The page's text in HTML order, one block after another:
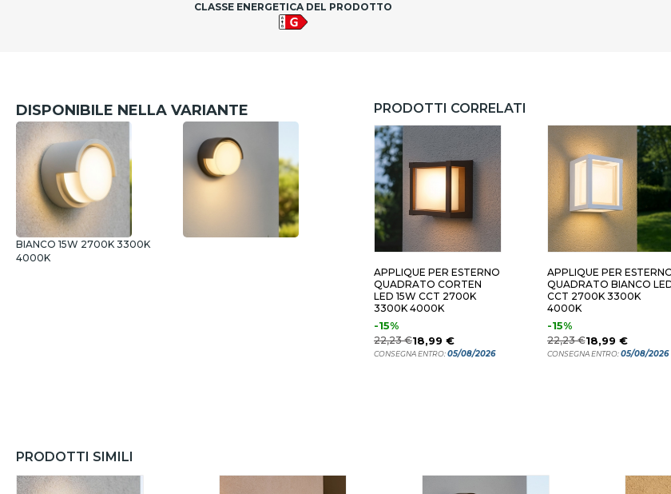
CLASSE ENERGETICA DEL PRODOTTO
DISPONIBILE NELLA VARIANTE
BIANCO 15W 2700K 3300K
4000K
PRODOTTI CORRELATI
APPLIQUE PER ESTERNO
QUADRATO CORTEN
LED 15W CCT 2700K
3300K 4000K
-15%
22,23 €18,99 €
CONSEGNA ENTRO:05/08/2026
APPLIQUE PER
QUADRATO BIANCO
CCT 2700K 3300K
4000K
-15%
22,23 €18,99 €
CONSEGNA ENTRO:05/08/2026
PRODOTTI SIMILI